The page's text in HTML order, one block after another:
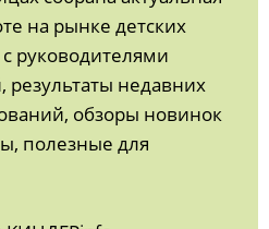
на рынке детских
руководителями
недавних
обзоры новинок
полезные для